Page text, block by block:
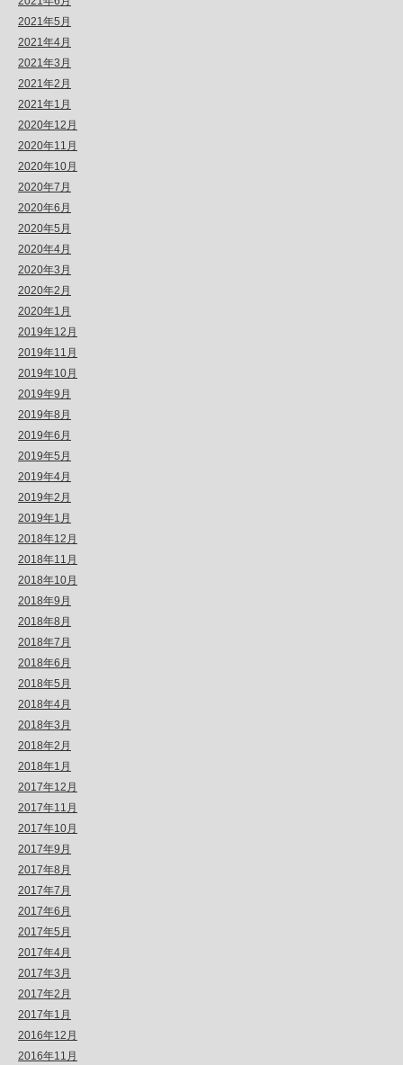
2021年5月
2021年4月
2021年3月
2021年2月
2021年1月
2020年12月
2020年11月
2020年10月
2020年7月
2020年6月
2020年5月
2020年4月
2020年3月
2020年2月
2020年1月
2019年12月
2019年11月
2019年10月
2019年9月
2019年8月
2019年6月
2019年5月
2019年4月
2019年2月
2019年1月
2018年12月
2018年11月
2018年10月
2018年9月
2018年8月
2018年7月
2018年6月
2018年5月
2018年4月
2018年3月
2018年2月
2018年1月
2017年12月
2017年11月
2017年10月
2017年9月
2017年8月
2017年7月
2017年6月
2017年5月
2017年4月
2017年3月
2017年2月
2017年1月
2016年12月
2016年11月